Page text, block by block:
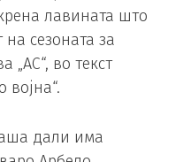
лавината што
сезоната за
„АС“, во текст
војна“.
дали има